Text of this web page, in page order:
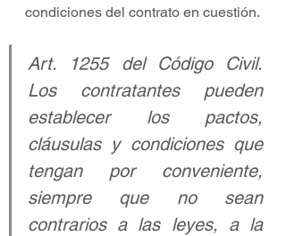
condiciones del contrato en cuestión.
Art. 1255 del Código Civil.
Los contratantes pueden
establecer los pactos,
cláusulas y condiciones que
tengan por conveniente,
siempre que no sean
contrarios a las leyes, a la